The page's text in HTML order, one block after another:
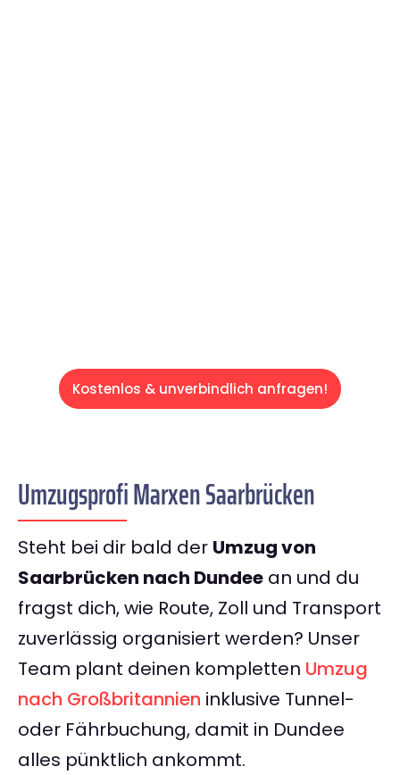
Kostenlos & unverbindlich anfragen!
Umzugsprofi Marxen Saarbrücken
Steht bei dir bald der Umzug von
Saarbrücken nach Dundee an und du
fragst dich, wie Route, Zoll und Transport
zuverlässig organisiert werden? Unser
Team plant deinen kompletten Umzug
nach Großbritannien inklusive Tunnel-
oder Fährbuchung, damit in Dundee
alles pünktlich ankommt.